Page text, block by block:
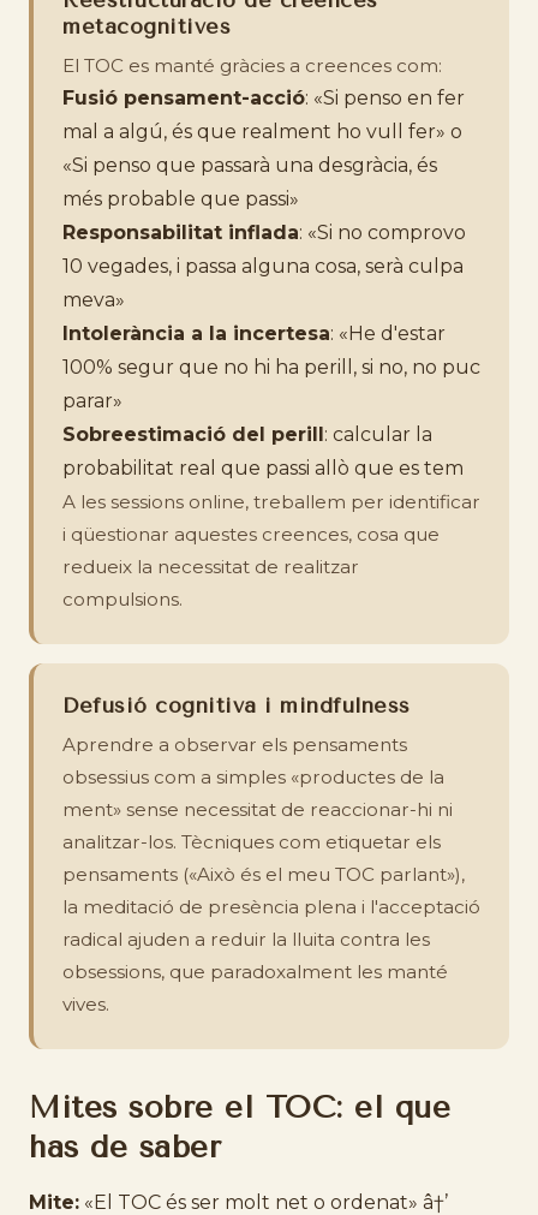
metacognitives
El TOC es manté gràcies a creences com:
Fusió pensament-acció: «Si penso en fer
mal a algú, és que realment ho vull fer» o
«Si penso que passarà una desgràcia, és
més probable que passi»
Responsabilitat inflada: «Si no comprovo
10 vegades, i passa alguna cosa, serà culpa
meva»
Intolerància a la incertesa: «He d'estar
100% segur que no hi ha perill, si no, no puc
parar»
Sobreestimació del perill: calcular la
probabilitat real que passi allò que es tem
A les sessions online, treballem per identificar
i qüestionar aquestes creences, cosa que
redueix la necessitat de realitzar
compulsions.
Defusió cognitiva i mindfulness
Aprendre a observar els pensaments
obsessius com a simples «productes de la
ment» sense necessitat de reaccionar-hi ni
analitzar-los. Tècniques com etiquetar els
pensaments («Això és el meu TOC parlant»),
la meditació de presència plena i l'acceptació
radical ajuden a reduir la lluita contra les
obsessions, que paradoxalment les manté
vives.
Mites sobre el TOC: el que
has de saber
Mite: «El TOC és ser molt net o ordenat» â†’